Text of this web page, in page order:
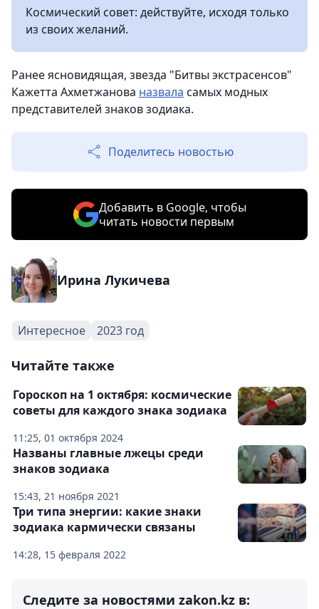
Космический совет: действуйте, исходя только
из своих желаний.
Ранее ясновидящая, звезда "Битвы экстрасенсов"
Кажетта Ахметжанова назвала самых модных
представителей знаков зодиака.
Поделитесь новостью
Добавить в Google, чтобы
читать новости первым
Ирина Лукичева
Интересное 2023 год
Читайте также
11:25, 01 октября 2024
Гороскоп на 1 октября: космические
советы для каждого знака зодиака
15:43, 21 ноября 2021
Названы главные лжецы среди
знаков зодиака
14:28, 15 февраля 2022
Три типа энергии: какие знаки
зодиака кармически связаны
Следите за новостями zakon.kz в: